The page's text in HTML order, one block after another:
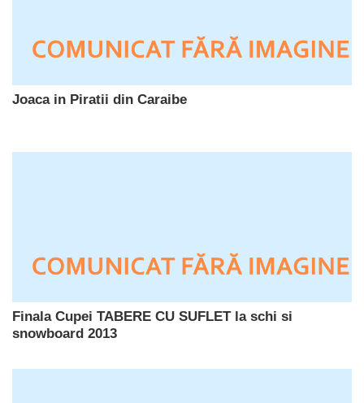
Joaca in Piratii din Caraibe
Finala Cupei TABERE CU SUFLET la schi si
snowboard 2013